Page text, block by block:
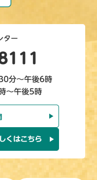
ター
分～午後6時
～午後5時